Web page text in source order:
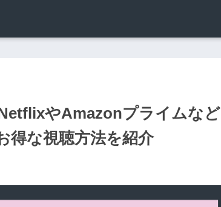
やAmazonプライムなど
得な視聴方法を紹介